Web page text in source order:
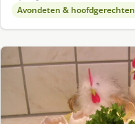
Avondeten & hoofdgerechten